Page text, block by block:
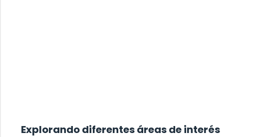
Explorando diferentes áreas de interés